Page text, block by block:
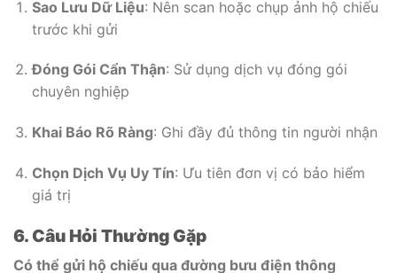
Sao Lưu Dữ Liệu: Nên scan hoặc chụp ảnh hộ chiếu
trước khi gửi
Đóng Gói Cẩn Thận: Sử dụng dịch vụ đóng gói
chuyên nghiệp
Khai Báo Rõ Ràng: Ghi đầy đủ thông tin người nhận
Chọn Dịch Vụ Uy Tín: Ưu tiên đơn vị có bảo hiểm
giá trị
6. Câu Hỏi Thường Gặp
Có thể gửi hộ chiếu qua đường bưu điện thông